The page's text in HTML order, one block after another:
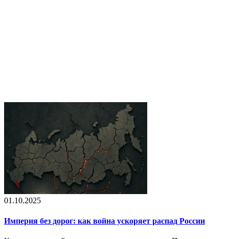
01.10.2025
Империя без дорог: как война ускоряет распад России